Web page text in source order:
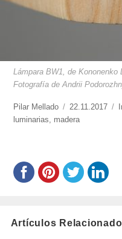
Lámpara BW1, de Kononenko
Fotografía de Andrii
https://www.experimenta.es/
mellado/
Pilar Mellado
Publicado
el
22.11.2017
luminarias, madera
Artículos